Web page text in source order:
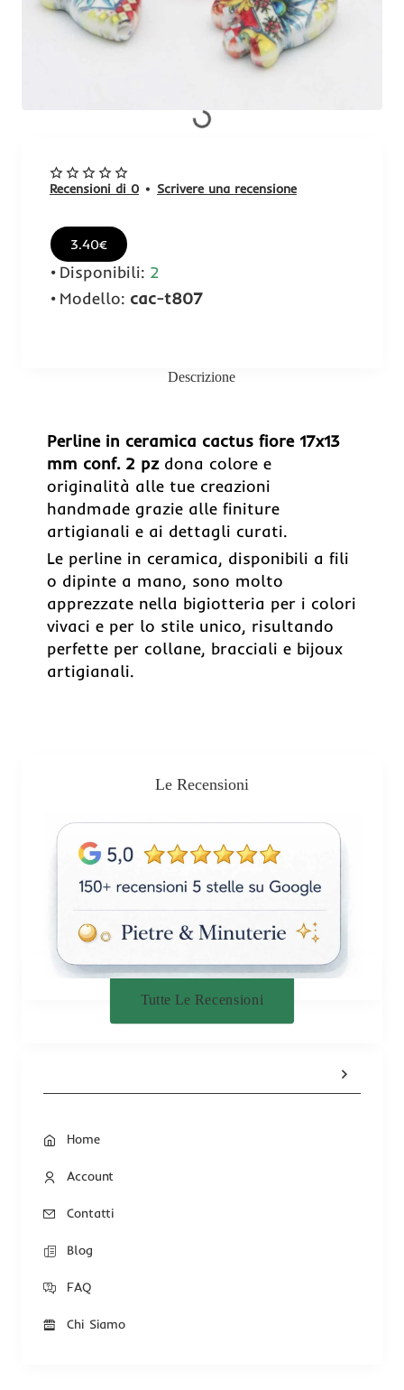
Recensioni di 0 • Scrivere una recensione
3.40€
Disponibili: 2
Modello: cac-t807
Descrizione
Perline in ceramica cactus fiore 17x13
mm conf. 2 pzdona colore e
originalità alle tue creazioni
handmade grazie alle finiture
artigianali e ai dettagli curati.
Le perline in ceramica, disponibili a fili
o dipinte a mano, sono molto
apprezzate nella bigiotteria per i colori
vivaci e per lo stile unico, risultando
perfette per collane, bracciali e bijoux
artigianali.
Le Recensioni
Tutte Le Recensioni
Home
Account
Contatti
Blog
FAQ
Chi Siamo